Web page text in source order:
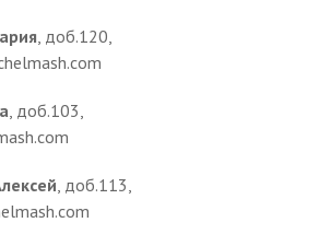
, доб.120,
, доб.103,
, доб.113,